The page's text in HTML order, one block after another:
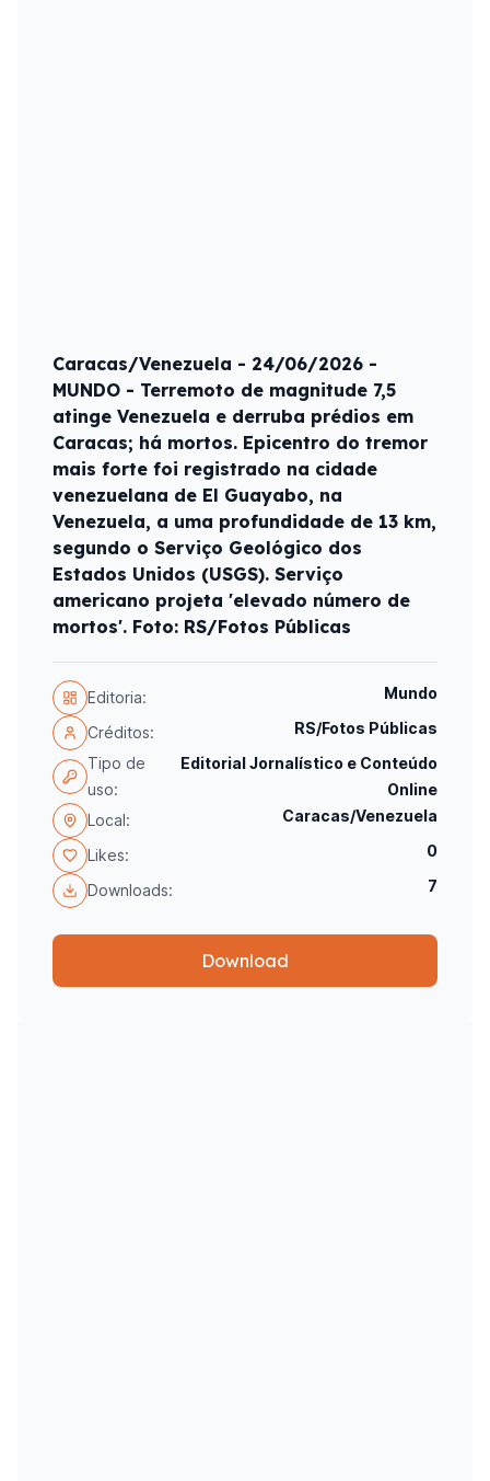
Caracas/Venezuela - 24/06/2026 -
MUNDO - Terremoto de magnitude 7,5
atinge Venezuela e derruba prédios em
Caracas; há mortos. Epicentro do tremor
mais forte foi registrado na cidade
venezuelana de El Guayabo, na
Venezuela, a uma profundidade de 13 km,
segundo o Serviço Geológico dos
Estados Unidos (USGS). Serviço
americano projeta 'elevado número de
mortos'. Foto: RS/Fotos Públicas
Editoria: Mundo
Créditos:
RS/Fotos Públicas
Tipo de
uso:
Editorial Jornalístico e Conteúdo
Online
Local:
Caracas/Venezuela
Likes: 0
Downloads: 7
Download